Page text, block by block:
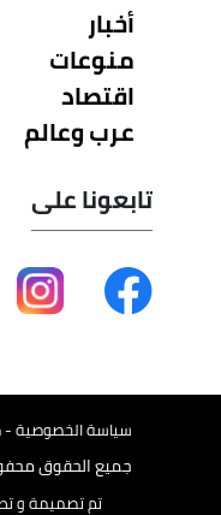
أخبار
منوعات
اقتصاد
عرب وعالم
تابعونا على
سياسة الخصوصية
جميع الحقوق
تم تصميمة و